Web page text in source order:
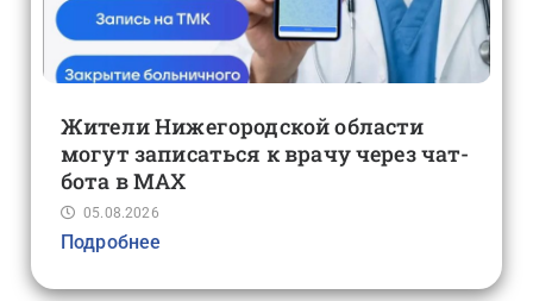
Жители Нижегородской области
могут записаться к врачу через чат-
бота в MAX
05.08.2026
Подробнее